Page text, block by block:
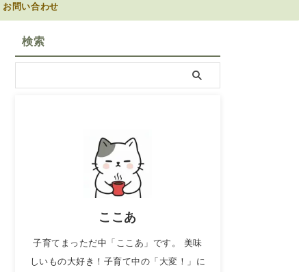
お問い合わせ
検索
ここあ
子育てまっただ中「ここあ」です。 美味
しいもの大好き！子育て中の「大変！」に